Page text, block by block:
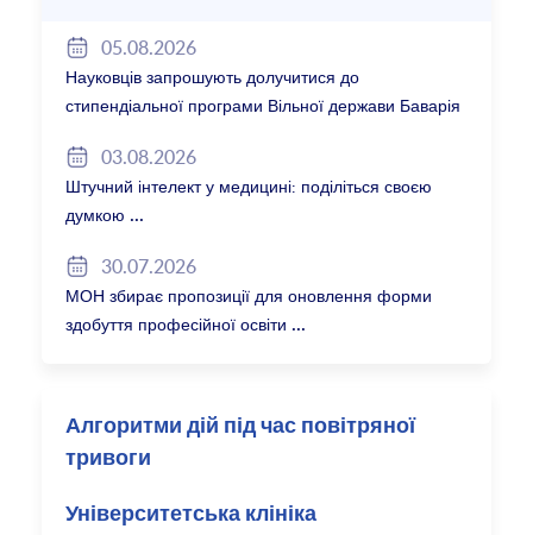
05.08.2026
Науковців запрошують долучитися до
стипендіальної програми Вільної держави Баварія
03.08.2026
Штучний інтелект у медицині: поділіться своєю
думкою
30.07.2026
МОН збирає пропозиції для оновлення форми
здобуття професійної освіти
Алгоритми дій під час повітряної
тривоги
Університетська клініка